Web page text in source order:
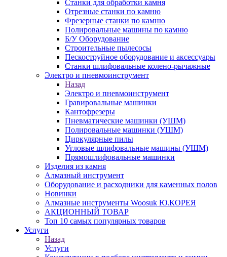
Станки для обработки камня
Отрезные станки по камню
Фрезерные станки по камню
Полировальные машины по камню
Б/У Оборудование
Строительные пылесосы
Пескоструйное оборудование и аксессуары
Станки шлифовальные колено-рычажные
Электро и пневмоинструмент
Назад
Электро и пневмоинструмент
Гравировальные машинки
Кантофрезеры
Пневматические машинки (УШМ)
Полировальные машинки (УШМ)
Циркулярные пилы
Угловые шлифовальные машины (УШМ)
Прямошлифовальные машинки
Изделия из камня
Алмазный инструмент
Оборудование и расходники для каменных полов
Новинки
Алмазные инструменты Woosuk Ю.КОРЕЯ
АКЦИОННЫЙ ТОВАР
Топ 10 самых популярных товаров
Услуги
Назад
Услуги